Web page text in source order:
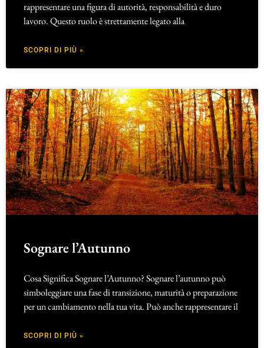
rappresentare una figura di autorità, responsabilità e duro
lavoro. Questo ruolo è strettamente legato alla
SCOPRI DI PIÙ »
Sognare l’Autunno
Cosa Significa Sognare l’Autunno? Sognare l’autunno può
simboleggiare una fase di transizione, maturità o preparazione
per un cambiamento nella tua vita. Può anche rappresentare il
SCOPRI DI PIÙ »